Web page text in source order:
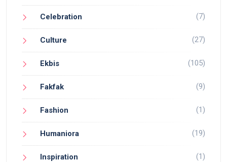
Celebration (7)
Culture (27)
Ekbis (105)
Fakfak (9)
Fashion (1)
Humaniora (19)
Inspiration (1)